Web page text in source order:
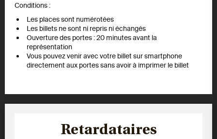
Conditions :
Les places sont numérotées
Les billets ne sont ni repris ni échangés
Ouverture des portes : 20 minutes avant la
représentation
Vous pouvez venir avec votre billet sur smartphone
directement aux portes sans avoir à imprimer le billet
Retardataires